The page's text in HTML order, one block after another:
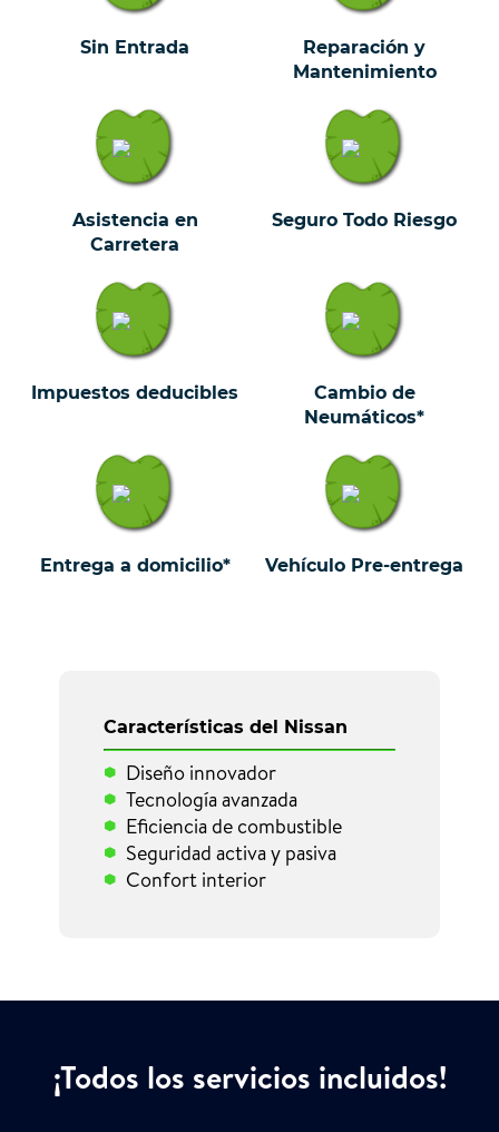
Sin Entrada
Reparación y
Mantenimiento
Asistencia en
Carretera
Seguro Todo Riesgo
Impuestos deducibles
Cambio de
Neumáticos*
Entrega a domicilio* Vehículo Pre-entrega
Características del Nissan
Diseño innovador
Tecnología avanzada
Eficiencia de combustible
Seguridad activa y pasiva
Confort interior
¡Todos los servicios incluidos!